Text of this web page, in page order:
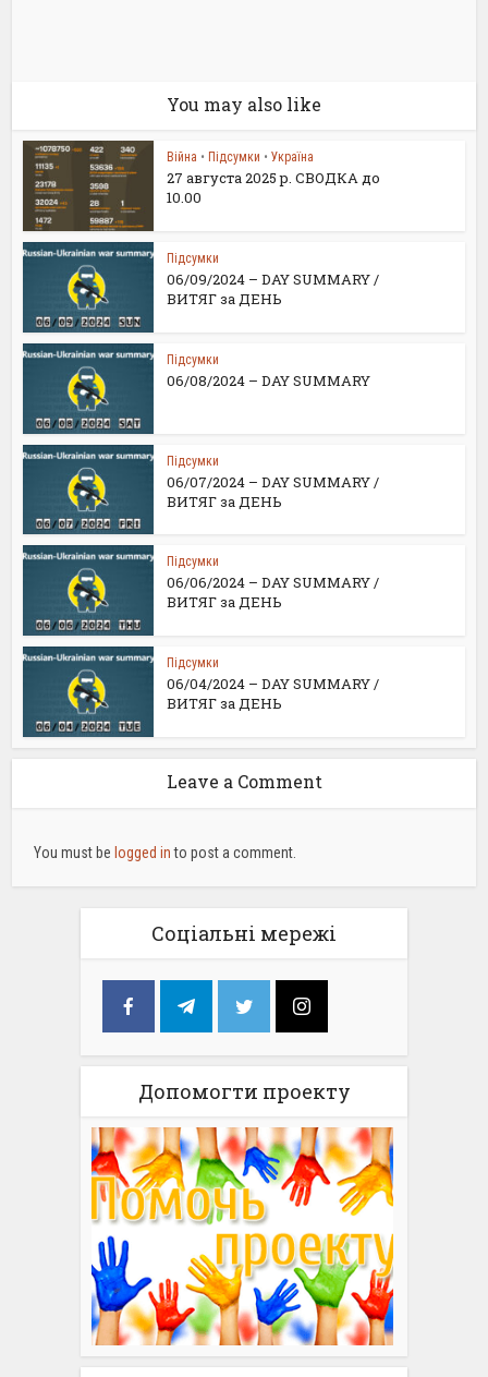
You may also like
Війна • Підсумки • Україна
27 августа 2025 р. СВОДКА до
10.00
Підсумки
06/09/2024 – DAY SUMMARY /
ВИТЯГ за ДЕНЬ
Підсумки
06/08/2024 – DAY SUMMARY
Підсумки
06/07/2024 – DAY SUMMARY /
ВИТЯГ за ДЕНЬ
Підсумки
06/06/2024 – DAY SUMMARY /
ВИТЯГ за ДЕНЬ
Підсумки
06/04/2024 – DAY SUMMARY /
ВИТЯГ за ДЕНЬ
Leave a Comment
You must be logged into post a comment.
Соціальні мережі
Допомогти проекту